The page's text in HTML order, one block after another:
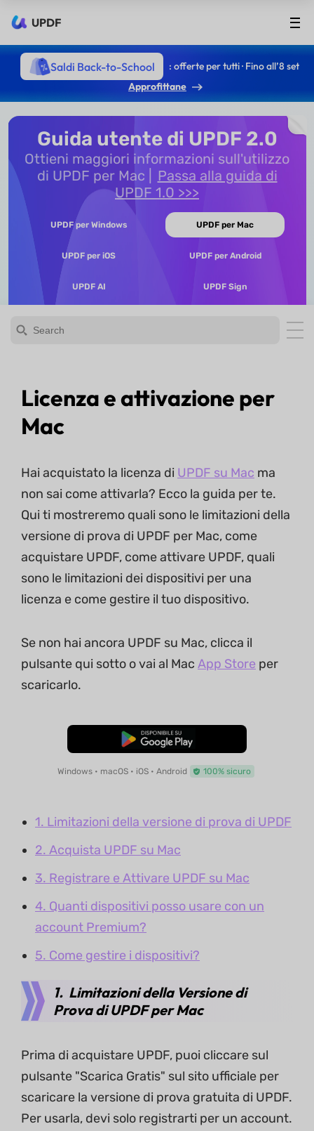
UPDF
Saldi Back-to-School
: offerte per tutti · Fino all’8 set
Approfittane
Guida utente di UPDF 2.0
Ottieni maggiori informazioni sull'utilizzo
di UPDF per Mac
Passa alla guida di
UPDF 1.0 >>>
UPDF per Windows UPDF per Mac
UPDF per iOS UPDF per Android
UPDF AI UPDF Sign
Licenza e attivazione per
Mac
Hai acquistato la licenza di UPDF su Mac ma
non sai come attivarla? Ecco la guida per te.
Qui ti mostreremo quali sono le limitazioni della
versione di prova di UPDF per Mac, come
acquistare UPDF, come attivare UPDF, quali
sono le limitazioni dei dispositivi per una
licenza e come gestire il tuo dispositivo.
Se non hai ancora UPDF su Mac, clicca il
pulsante qui sotto o vai al Mac App Store per
scaricarlo.
Download Gratis
Windows • macOS • iOS • Android 100% sicuro
1. Limitazioni della versione di prova di UPDF
2. Acquista UPDF su Mac
3. Registrare e Attivare UPDF su Mac
4. Quanti dispositivi posso usare con un
account Premium?
5. Come gestire i dispositivi?
1. Limitazioni della Versione di
Prova di UPDF per Mac
Prima di acquistare UPDF, puoi cliccare sul
pulsante "Scarica Gratis" sul sito ufficiale per
scaricare la versione di prova gratuita di UPDF.
Per usarla, devi solo registrarti per un account.